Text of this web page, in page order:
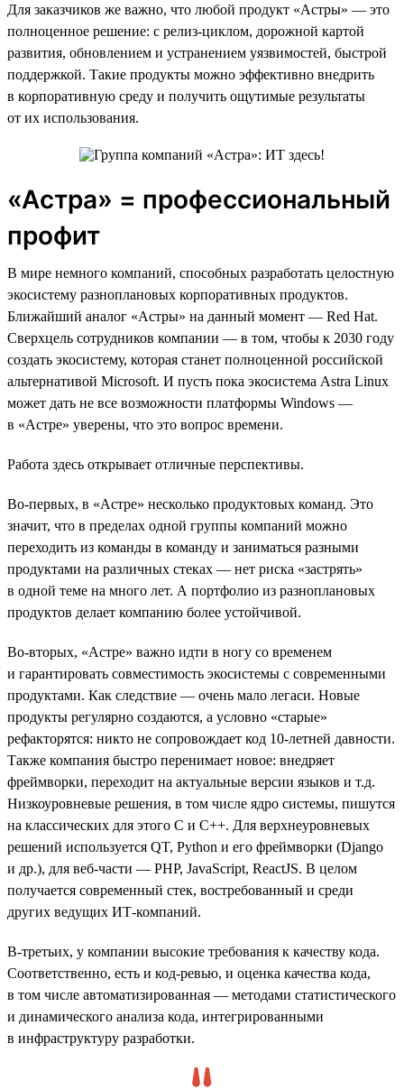
Для заказчиков же важно, что любой продукт «Астры» — это
полноценное решение: с релиз-циклом, дорожной картой
развития, обновлением и устранением уязвимостей, быстрой
поддержкой. Такие продукты можно эффективно внедрить
в корпоративную среду и получить ощутимые результаты
от их использования.
«Астра» = профессиональный
профит
В мире немного компаний, способных разработать целостную
экосистему разноплановых корпоративных продуктов.
Ближайший аналог «Астры» на данный момент — Red Hat.
Сверхцель сотрудников компании — в том, чтобы к 2030 году
создать экосистему, которая станет полноценной российской
альтернативой Microsoft. И пусть пока экосистема Astra Linux
может дать не все возможности платформы Windows —
в «Астре» уверены, что это вопрос времени.
Работа здесь открывает отличные перспективы.
Во-первых, в «Астре» несколько продуктовых команд. Это
значит, что в пределах одной группы компаний можно
переходить из команды в команду и заниматься разными
продуктами на различных стеках — нет риска «застрять»
в одной теме на много лет. А портфолио из разноплановых
продуктов делает компанию более устойчивой.
Во-вторых, «Астре» важно идти в ногу со временем
и гарантировать совместимость экосистемы с современными
продуктами. Как следствие — очень мало легаси. Новые
продукты регулярно создаются, а условно «старые»
рефакторятся: никто не сопровождает код 10-летней давности.
Также компания быстро перенимает новое: внедряет
фреймворки, переходит на актуальные версии языков и т.д.
Низкоуровневые решения, в том числе ядро системы, пишутся
на классических для этого С и C++. Для верхнеуровневых
решений используется QT, Python и его фреймворки (Django
и др.), для веб-части — PHP, JavaScript, ReactJS. В целом
получается современный стек, востребованный и среди
других ведущих ИТ-компаний.
В-третьих, у компании высокие требования к качеству кода.
Соответственно, есть и код-ревью, и оценка качества кода,
в том числе автоматизированная — методами статистического
и динамического анализа кода, интегрированными
в инфраструктуру разработки.